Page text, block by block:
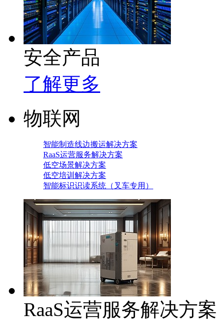
安全产品
了解更多
物联网
智能制造线边搬运解决方案
RaaS运营服务解决方案
低空场景解决方案
低空培训解决方案
智能标识识读系统（叉车专用）
RaaS运营服务解决方案